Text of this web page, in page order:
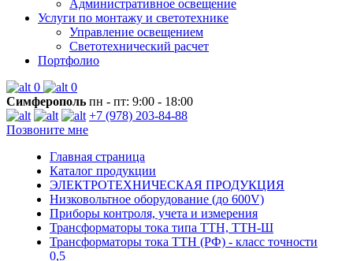
Административное освещение
Услуги по монтажу и светотехнике
Управление освещением
Светотехнический расчет
Портфолио
0
0
Симферополь пн - пт: 9:00 - 18:00
+7 (978) 203-84-88
Позвоните мне
Главная страница
Каталог продукции
ЭЛЕКТРОТЕХНИЧЕСКАЯ ПРОДУКЦИЯ
Низковольтное оборудование (до 600V)
Приборы контроля, учета и измерения
Трансформаторы тока типа ТТН, ТТН-Ш
Трансформаторы тока ТТН (РФ) - класс точности
0,5